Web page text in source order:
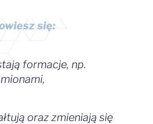
się:
formacje, np.
oraz zmieniają się